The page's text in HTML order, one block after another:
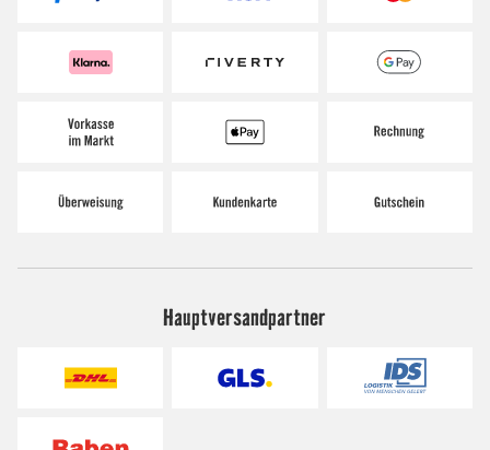
Hauptversandpartner